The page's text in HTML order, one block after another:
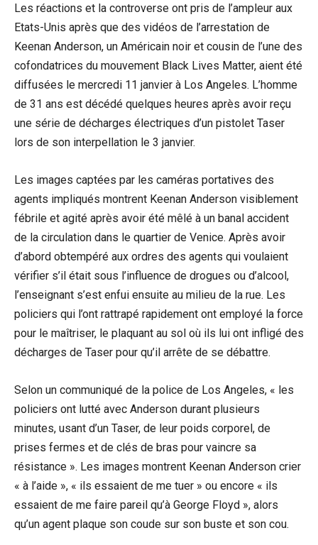
Les réactions et la controverse ont pris de l’ampleur aux
Etats-Unis après que des vidéos de l’arrestation de
Keenan Anderson, un Américain noir et cousin de l’une des
cofondatrices du mouvement Black Lives Matter, aient été
diffusées le mercredi 11 janvier à Los Angeles. L’homme
de 31 ans est décédé quelques heures après avoir reçu
une série de décharges électriques d’un pistolet Taser
lors de son interpellation le 3 janvier.
Les images captées par les caméras portatives des
agents impliqués montrent Keenan Anderson visiblement
fébrile et agité après avoir été mêlé à un banal accident
de la circulation dans le quartier de Venice. Après avoir
d’abord obtempéré aux ordres des agents qui voulaient
vérifier s’il était sous l’influence de drogues ou d’alcool,
l’enseignant s’est enfui ensuite au milieu de la rue. Les
policiers qui l’ont rattrapé rapidement ont employé la force
pour le maîtriser, le plaquant au sol où ils lui ont infligé des
décharges de Taser pour qu’il arrête de se débattre.
Selon un communiqué de la police de Los Angeles, « les
policiers ont lutté avec Anderson durant plusieurs
minutes, usant d’un Taser, de leur poids corporel, de
prises fermes et de clés de bras pour vaincre sa
résistance ». Les images montrent Keenan Anderson crier
« à l’aide », « ils essaient de me tuer » ou encore « ils
essaient de me faire pareil qu’à George Floyd », alors
qu’un agent plaque son coude sur son buste et son cou.